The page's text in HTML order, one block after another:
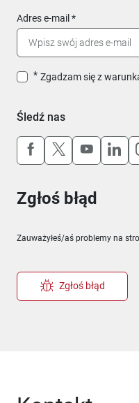
Adres e-mail
Zgadzam się z
Śledź nas
Uwaga, link
Uwaga, link
Zgłoś błąd
Zauważyłeś/aś problemy na
Zgłoś błąd